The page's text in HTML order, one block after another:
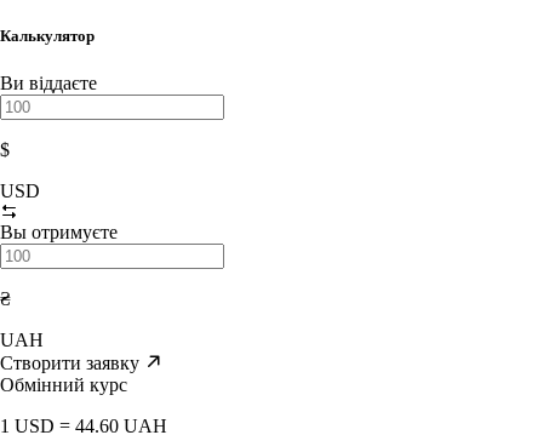
Калькулятор
Ви віддаєте
$
USD
Вы отримуєте
₴
UAH
Створити заявку
Обмінний курс
1 USD = 44.60 UAH